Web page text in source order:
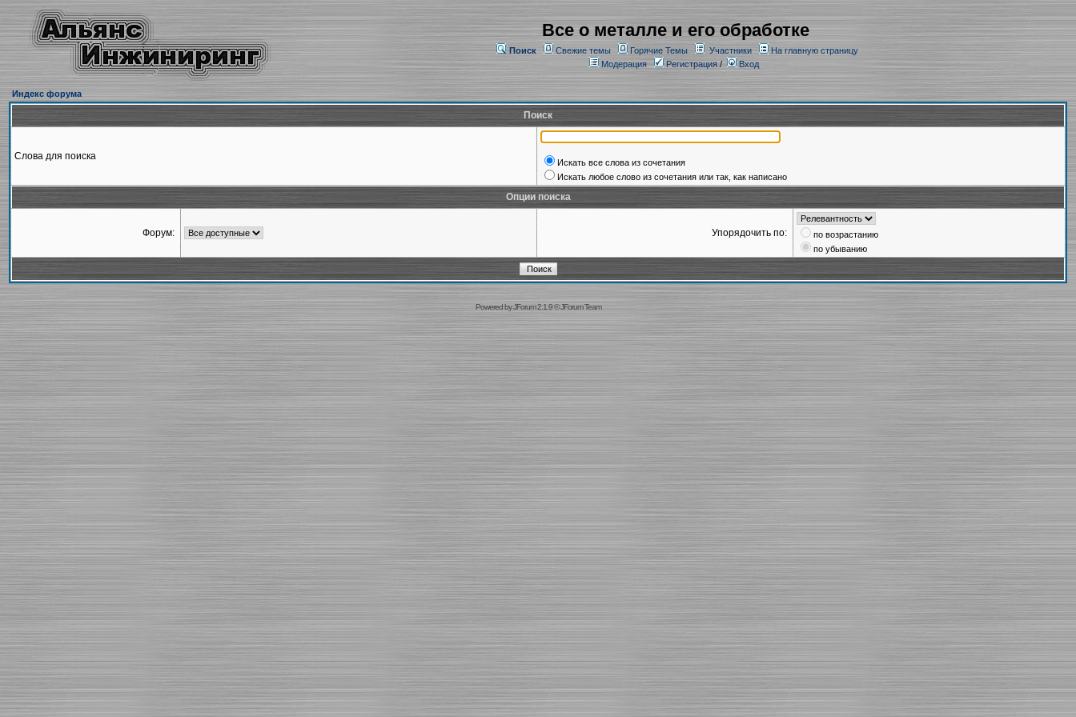
Все о металле и его обработке
Поиск Свежие темы Горячие Темы Участники
На главную страницу
Модерация
Регистрация/ Вход
Индекс форума
Поиск
Слова для поиска
Искать все слова из сочетания
Искать любое слово из сочетания или так, как написано
Опции поиска
Форум: Упорядочить по:
по возрастанию
по убыванию
Powered byJForum 2.1.9©JForum Team